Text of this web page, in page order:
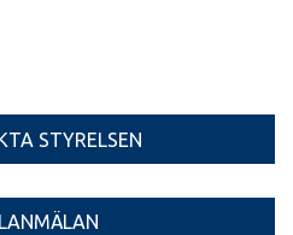
STYRELSEN